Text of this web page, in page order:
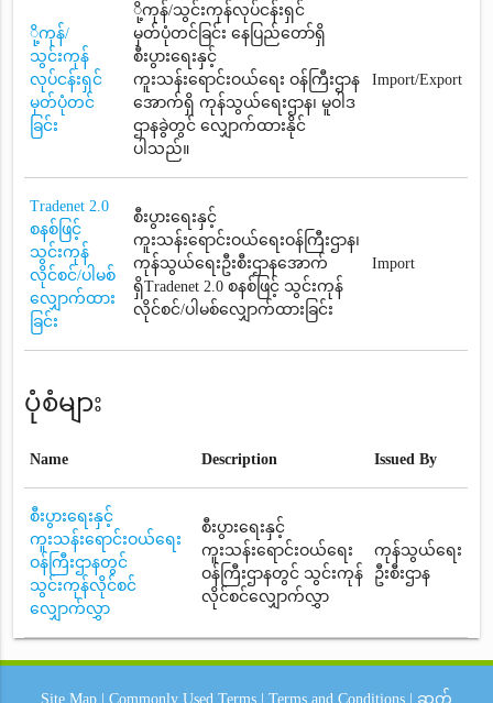
ို့ကုန်/
သွင်းကုန်
လုပ်ငန်းရှင်
မှတ်ပုံတင်
ခြင်း
ို့ကုန်/သွင်းကုန်လုပ်ငန်းရှင်
မှတ်ပုံတင်ခြင်း နေပြည်တော်ရှိ
စီးပွားရေးနှင့်
ကူးသန်းရောင်းဝယ်ရေး ဝန်ကြီးဌာန
အောက်ရှိ ကုန်သွယ်ရေးဌာန၊ မူဝါဒ
ဌာနခွဲတွင် လျှောက်ထားနိုင်
ပါသည်။
Import/Export
Tradenet 2.0
စနစ်ဖြင့်
သွင်းကုန်
လိုင်စင်/ပါမစ်
လျှောက်ထား
ခြင်း
စီးပွားရေးနှင့်
ကူးသန်းရောင်းဝယ်ရေးဝန်ကြီးဌာန၊
ကုန်သွယ်ရေးဦးစီးဌာနအောက်
ရှိTradenet 2.0 စနစ်ဖြင့် သွင်းကုန်
လိုင်စင်/ပါမစ်လျှောက်ထားခြင်း
Import
ပုံစံများ
Name Description Issued By
စီးပွားရေးနှင့်
ကူးသန်းရောင်းဝယ်ရေး
ဝန်ကြီးဌာနတွင်
သွင်းကုန်လိုင်စင်
လျှောက်လွှာ
စီးပွားရေးနှင့်
ကူးသန်းရောင်းဝယ်ရေး
ဝန်ကြီးဌာနတွင် သွင်းကုန်
လိုင်စင်လျှောက်လွှာ
ကုန်သွယ်ရေး
ဦးစီးဌာန
Site Map Commonly Used Terms Terms and Conditions ဆက်